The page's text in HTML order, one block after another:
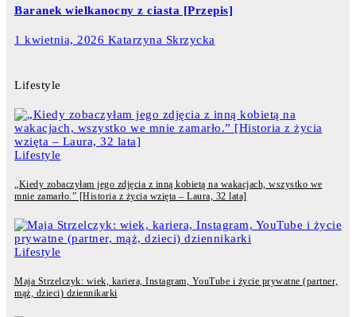
Baranek wielkanocny z ciasta [Przepis]
1 kwietnia, 2026 Katarzyna Skrzycka
Lifestyle
Lifestyle
„Kiedy zobaczyłam jego zdjęcia z inną kobietą na wakacjach, wszystko we
mnie zamarło.” [Historia z życia wzięta – Laura, 32 lata]
Lifestyle
Maja Strzelczyk: wiek, kariera, Instagram, YouTube i życie prywatne (partner,
mąż, dzieci) dziennikarki